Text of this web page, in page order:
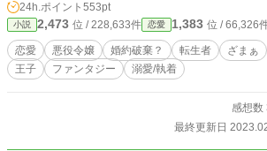
24h.ポイント 553pt
小説 2,473 位 / 228,633件 恋愛 1,383 位 / 66,326
恋愛 悪役令嬢 婚約破棄？ 転生者 ざまぁ
王子
ファンタジー 溺愛/執着
感想数
最終更新日